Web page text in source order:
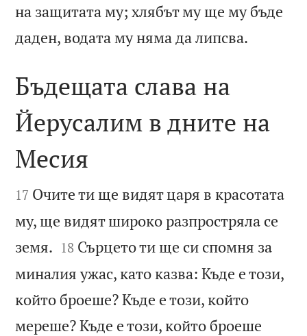
на защитата му; хлябът му ще му бъде
даден, водата му няма да липсва.

Бъдещата слава на
Йерусалим в дните на
Месия

17 Очите ти ще видят царя в красотата
му, ще видят широко разпростряла се
земя. 

18 Сърцето ти ще си спомня за
миналия ужас, като казва: Къде е този,
който броеше? Къде е този, който
мереше? Къде е този, който броеше